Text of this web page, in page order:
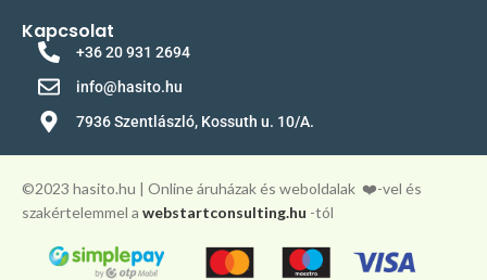
Kapcsolat
+36 20 931 2694
info@hasito.hu
7936 Szentlászló, Kossuth u. 10/A.
©️2023 hasito.hu | Online áruházak és weboldalak ❤️-vel és
szakértelemmel a webstartconsulting.hu -tól